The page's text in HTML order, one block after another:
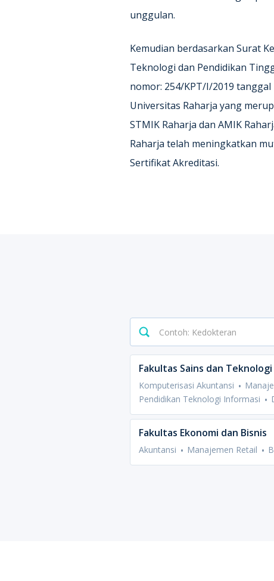
unggulan.
Kemudian berdasarkan Surat
Teknologi dan Pendidikan
nomor: 254/KPT/I/2019
Universitas Raharja yang
STMIK Raharja dan AMIK
Raharja telah meningkatkan
Sertifikat Akreditasi.
Fakultas Sains dan Teknologi
Komputerisasi Akuntansi
Pendidikan Teknologi Informasi
Fakultas Ekonomi dan Bisnis
Akuntansi Manajemen Retail